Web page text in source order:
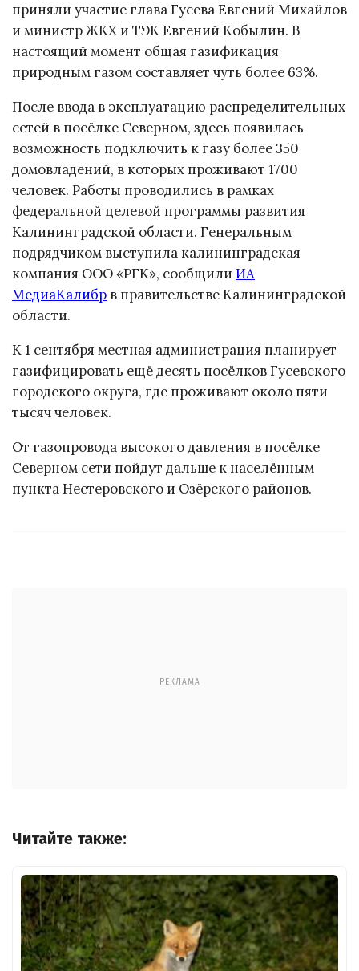
приняли участие глава Гусева Евгений Михайлов
и министр ЖКХ и ТЭК Евгений Кобылин. В
настоящий момент общая газификация
природным газом составляет чуть более 63%.
После ввода в эксплуатацию распределительных
сетей в посёлке Северном, здесь появилась
возможность подключить к газу более 350
домовладений, в которых проживают 1700
человек. Работы проводились в рамках
федеральной целевой программы развития
Калининградской области. Генеральным
подрядчиком выступила калининградская
компания ООО «РГК», сообщили ИА
МедиаКалибр в правительстве Калининградской
области.
К 1 сентября местная администрация планирует
газифицировать ещё десять посёлков Гусевского
городского округа, где проживают около пяти
тысяч человек.
От газопровода высокого давления в посёлке
Северном сети пойдут дальше к населённым
пункта Нестеровского и Озёрского районов.
РЕКЛАМА
Читайте также: